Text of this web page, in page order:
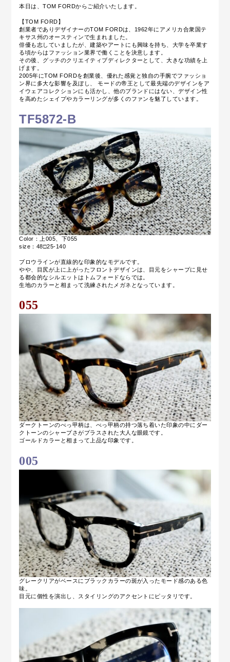
本日は、TOM FORDからご紹介いたします。
【TOM FORD】
創業者でありデザイナーのTOM FORDは、1962年にアメリカ合衆国テ
キサス州のオースティンで生まれました。
俳優も志していましたが、建築やアートにも興味を持ち、大学を卒業す
る頃からはファッション業界で働くことを決意します。
その後、グッチのクリエイティブディレクターとして、大きな功績を上
げます。
2005年にTOM FORDを創業後、 優れた感覚と独自の手腕でファッショ
ン界に多大な影響を及ぼし、モードの帝王として最先端のデザインをア
イウェアコレクションにも活かし、他のブランドにはない、デザイン性
を高めたシェイプやカラーリングが多くのファンを魅了しています。
TF5872-B
Color：上005、下055
size：48□25-140
ブロウラインが直線的な印象的なモデルです。
やや、目尻が上に上がったフロントデザインは、目元をシャープに見せ
る都会的なシルエットはトムフォードならでは。
生地のカラーと相まって洗練されたメガネとなっています。
055
ダークトーンのべっ甲柄は、べっ甲柄の持つ落ち着いた印象の中にダー
クトーンのシャープさがプラスされた大人な眼鏡です。
ゴールドカラーと相まって上品な印象です。
005
グレークリアがベースにブラックカラーの斑が入ったモード感のある色
味。
目元に個性を演出し、スタイリングのアクセントにピッタリです。